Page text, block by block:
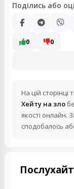
Поділись або
0 0
На цій
Хейту на зло
якості онлайн.
сподобалось